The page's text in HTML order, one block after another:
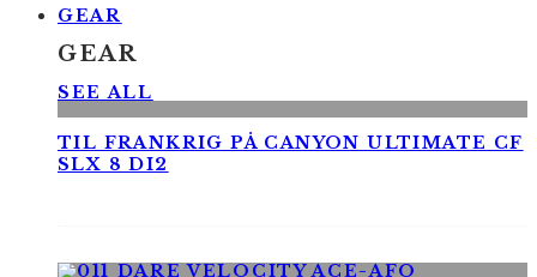
GEAR
GEAR
SEE ALL
TIL FRANKRIG PÅ CANYON ULTIMATE CF
SLX 8 DI2